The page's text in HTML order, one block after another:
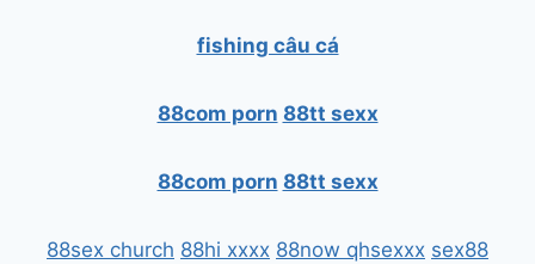
fishing câu cá
88com porn 88tt sexx
88com porn 88tt sexx
88sex church 88hi xxxx 88now qhsexxx sex88